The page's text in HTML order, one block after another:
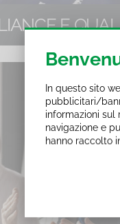
E
di formazione online
In questo sito
pubblicitari/
informazioni sul
navigazione e
hanno raccolto